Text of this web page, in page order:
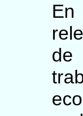
En
de